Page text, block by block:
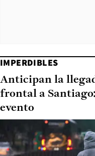
IMPERDIBLES
Anticipan la
frontal a
evento